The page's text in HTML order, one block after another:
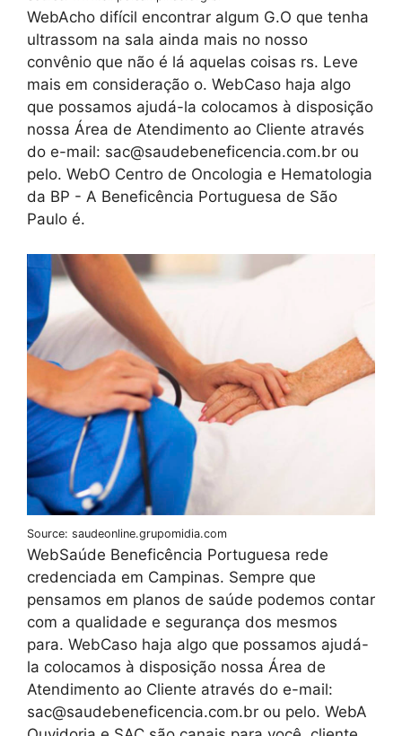
WebAcho difícil encontrar algum G.O que tenha
ultrassom na sala ainda mais no nosso
convênio que não é lá aquelas coisas rs. Leve
mais em consideração o. WebCaso haja algo
que possamos ajudá-la colocamos à disposição
nossa Área de Atendimento ao Cliente através
do e-mail: sac@saudebeneficencia.com.br ou
pelo. WebO Centro de Oncologia e Hematologia
da BP - A Beneficência Portuguesa de São
Paulo é.
Source: saudeonline.grupomidia.com
WebSaúde Beneficência Portuguesa rede
credenciada em Campinas. Sempre que
pensamos em planos de saúde podemos contar
com a qualidade e segurança dos mesmos
para. WebCaso haja algo que possamos ajudá-
la colocamos à disposição nossa Área de
Atendimento ao Cliente através do e-mail:
sac@saudebeneficencia.com.br ou pelo. WebA